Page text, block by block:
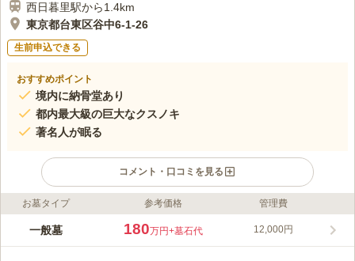
西日暮里駅から1.4km
東京都台東区谷中6-1-26
生前申込できる
おすすめポイント
境内に納骨堂あり
都内最大級の巨大なクスノキ
著名人が眠る
コメント・口コミを見る
ライフドット編集部のコメント
谷中霊園のほど近くに存在する大雄寺は、「上野動物園東園
お墓タイプ 参考価格 管理費
一般墓 180万円+墓石代 12,000円